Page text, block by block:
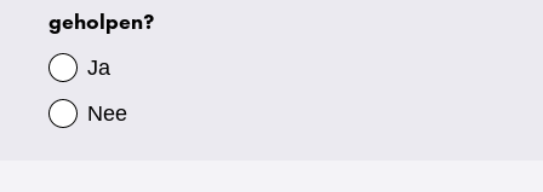
gegevens
geholpen?
Ja
Nee